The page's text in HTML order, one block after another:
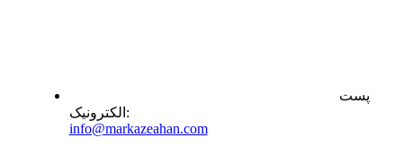
پست
الکترونیک :
info@markazeahan.com